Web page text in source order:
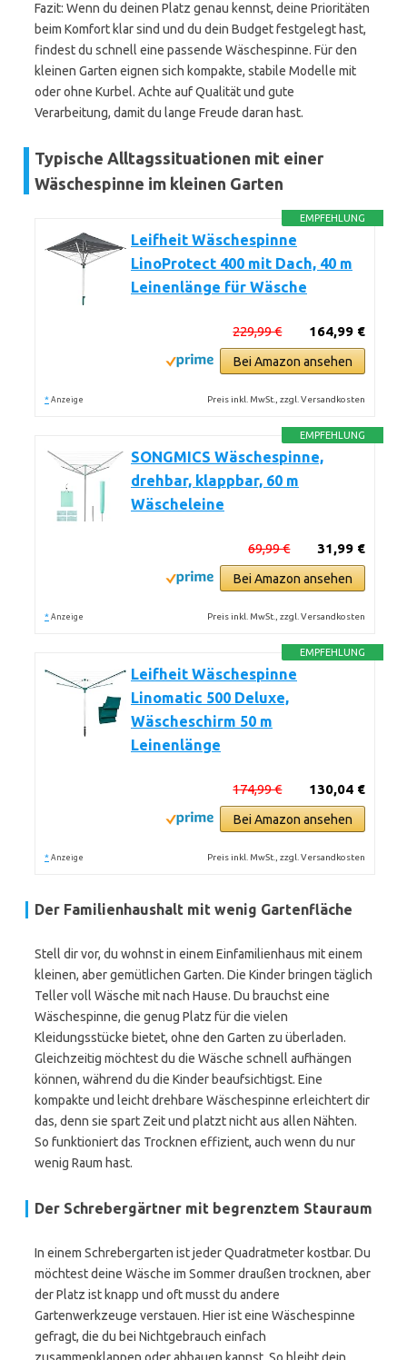
Fazit: Wenn du deinen Platz genau kennst, deine Prioritäten
beim Komfort klar sind und du dein Budget festgelegt hast,
findest du schnell eine passende Wäschespinne. Für den
kleinen Garten eignen sich kompakte, stabile Modelle mit
oder ohne Kurbel. Achte auf Qualität und gute
Verarbeitung, damit du lange Freude daran hast.
Typische Alltagssituationen mit einer
Wäschespinne im kleinen Garten
EMPFEHLUNG
Leifheit Wäschespinne
LinoProtect 400 mit Dach, 40 m
Leinenlänge für Wäsche
164,99 €
229,99 €
Bei Amazon ansehen
* Anzeige Preis inkl. MwSt., zzgl. Versandkosten
EMPFEHLUNG
SONGMICS Wäschespinne,
drehbar, klappbar, 60 m
Wäscheleine
31,99 €
69,99 €
Bei Amazon ansehen
* Anzeige Preis inkl. MwSt., zzgl. Versandkosten
EMPFEHLUNG
Leifheit Wäschespinne
Linomatic 500 Deluxe,
Wäscheschirm 50 m
Leinenlänge
130,04 €
174,99 €
Bei Amazon ansehen
* Anzeige Preis inkl. MwSt., zzgl. Versandkosten
Der Familienhaushalt mit wenig Gartenfläche
Stell dir vor, du wohnst in einem Einfamilienhaus mit einem
kleinen, aber gemütlichen Garten. Die Kinder bringen täglich
Teller voll Wäsche mit nach Hause. Du brauchst eine
Wäschespinne, die genug Platz für die vielen
Kleidungsstücke bietet, ohne den Garten zu überladen.
Gleichzeitig möchtest du die Wäsche schnell aufhängen
können, während du die Kinder beaufsichtigst. Eine
kompakte und leicht drehbare Wäschespinne erleichtert dir
das, denn sie spart Zeit und platzt nicht aus allen Nähten.
So funktioniert das Trocknen effizient, auch wenn du nur
wenig Raum hast.
Der Schrebergärtner mit begrenztem Stauraum
In einem Schrebergarten ist jeder Quadratmeter kostbar. Du
möchtest deine Wäsche im Sommer draußen trocknen, aber
der Platz ist knapp und oft musst du andere
Gartenwerkzeuge verstauen. Hier ist eine Wäschespinne
gefragt, die du bei Nichtgebrauch einfach